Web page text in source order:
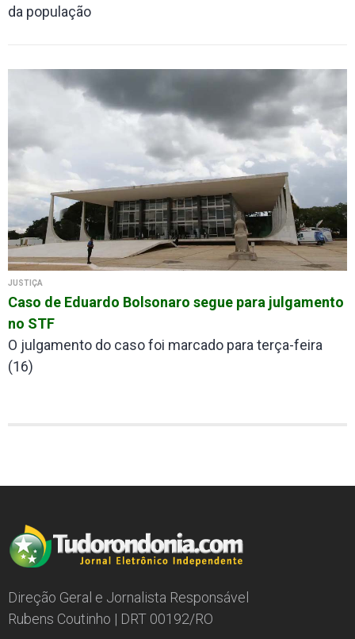
da população
JUSTIÇA
Caso de Eduardo Bolsonaro segue para julgamento
no STF
O julgamento do caso foi marcado para terça-feira
(16)
Direção Geral e Jornalista Responsável
Rubens Coutinho | DRT 00192/RO